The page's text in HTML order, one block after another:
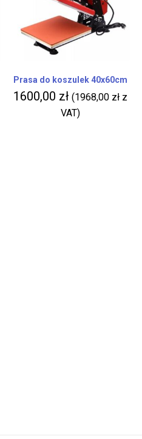
Prasa do koszulek 40x60cm
1600,00 zł (1968,00 zł z
VAT)